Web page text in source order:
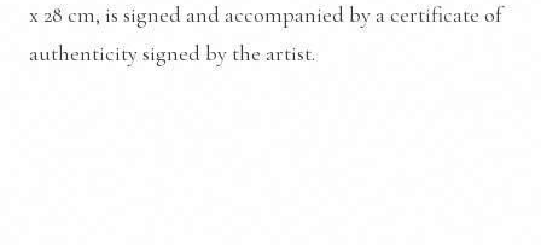
x 28 cm, is signed and accompanied by a certificate of
authenticity signed by the artist.